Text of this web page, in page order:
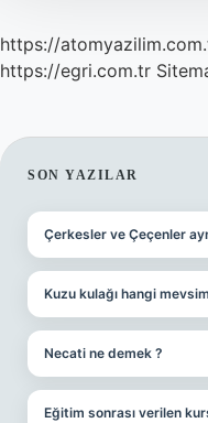
https://
https://egri.com.tr
SIDEBAR
SON YAZILAR
Çerkesler ve Çeçenler
Kuzu kulağı hangi
Necati ne demek ?
Eğitim sonrası verilen